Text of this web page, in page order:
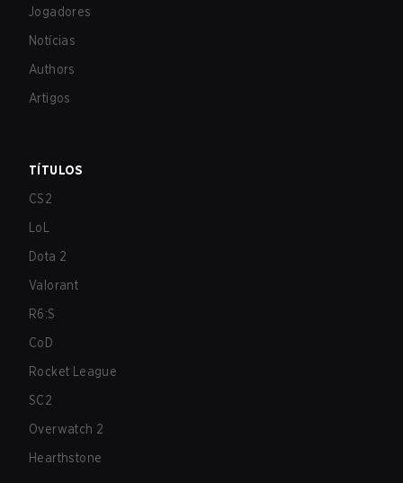
Jogadores
Notícias
Authors
Artigos
TÍTULOS
CS2
LoL
Dota 2
Valorant
R6:S
CoD
Rocket League
SC2
Overwatch 2
Hearthstone